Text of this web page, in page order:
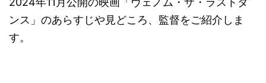
ンス」のあらすじや見どころ、監督をご紹介しま
す。